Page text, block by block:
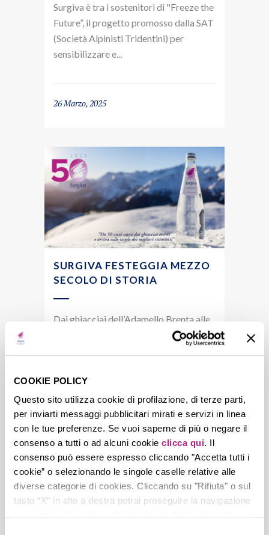
COOKIE POLICY
Questo sito utilizza cookie di profilazione, di terze parti,
per inviarti messaggi pubblicitari mirati e servizi in linea
con le tue preferenze. Se vuoi saperne di più o negare il
consenso a tutti o ad alcuni cookie clicca qui. Il
consenso può essere espresso cliccando "Accetta tutti i
cookie” o selezionando le singole caselle relative alle
diverse categorie di cookies. Cliccando su "Rifiuta" o sul
tasto “X” in alto a destra potrai proseguire la navigazione
Surgiva è tra i sostenitori di "Freeze the
Future”, il progetto promosso dalla SAT
(Società Alpinisti Tridentini) per
sensibilizzare e...
26 Marzo, 2025
SURGIVA FESTEGGIA MEZZO
SECOLO DI STORIA
Dai ghiacciai dell’Adamello Brenta alle
tavole dei migliori ristoranti, all’insegna
di eccellenza e sostenibilità Surgiva
14 Marzo, 2025